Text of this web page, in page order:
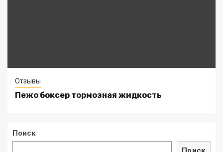
Отзывы
Пежо боксер тормозная жидкость
Поиск